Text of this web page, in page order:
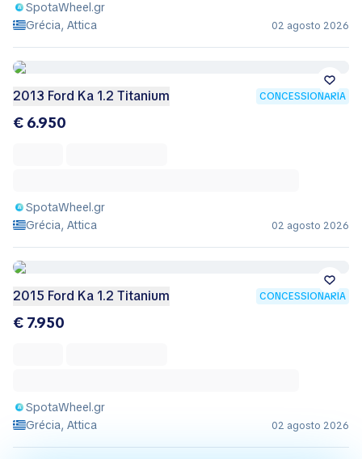
SpotaWheel.gr
Grécia, Attica
02 agosto 2026
2013 Ford Ka 1.2 Titanium CONCESSIONÁRIA
€ 6.950
SpotaWheel.gr
Grécia, Attica
02 agosto 2026
2015 Ford Ka 1.2 Titanium CONCESSIONÁRIA
€ 7.950
SpotaWheel.gr
Grécia, Attica
02 agosto 2026